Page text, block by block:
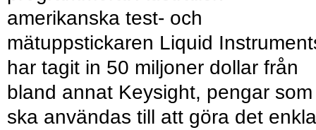
amerikanska test- och
mätuppstickaren Liquid
har tagit in 50 miljoner dollar från
bland annat Keysight, pengar som
ska användas till att göra det